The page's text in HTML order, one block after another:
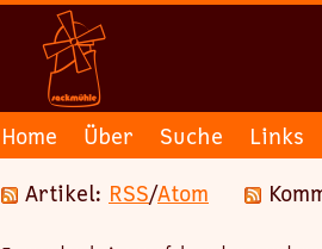
Home
Über Suche Links
Artikel: RSS/Atom